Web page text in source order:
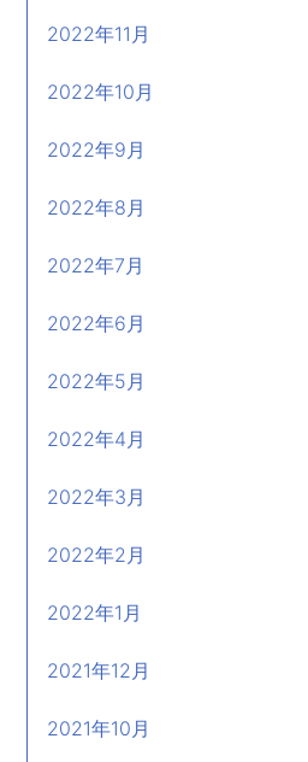
2022年11月
2022年10月
2022年9月
2022年8月
2022年7月
2022年6月
2022年5月
2022年4月
2022年3月
2022年2月
2022年1月
2021年12月
2021年10月